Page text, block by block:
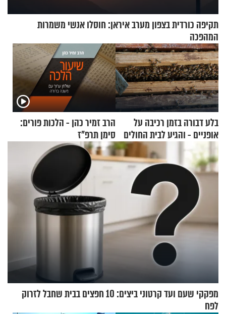
תקיפה כורדית בצפון מערב איראן: חוסלו אנשי משמרות
המהפכה
בלע דבורה בזמן רכיבה על
אופניים - והגיע לבית החולים
במצב מסכן חיים
הרב זמיר כהן - הלכות פורים:
סימן תרפ"ז
מפקקי שעם ועד קרטוני ביצים: 10 חפצים בבית שחבל לזרוק
לפח